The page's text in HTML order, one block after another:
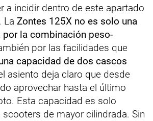
a incidir dentro de este apartado
La Zontes 125X no es solo una
por la combinación peso-
por las facilidades que
capacidad de dos cascos
asiento deja claro que desde
aprovechar hasta el último
Esta capacidad es solo
scooters de mayor cilindrada. Sin